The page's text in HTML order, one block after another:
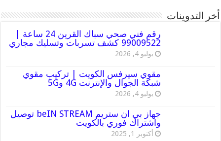
أخر التدوينات
رقم فني صحي سباك القرين 24 ساعة |
99009522 كشف تسربات وتسليك مجاري
يوليو 4, 2026
مقوي سيرفس الكويت | تركيب مقوي
شبكة الجوال والإنترنت 4G و5G
يوليو 4, 2026
جهاز بي ان ستريم beIN STREAM توصيل
واشتراك فوري بالكويت
أكتوبر 1, 2025